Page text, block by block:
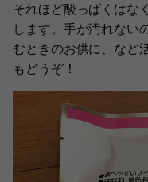
それほど酸っぱくはな
します。手が汚れない
むときのお供に、など
もどうぞ！